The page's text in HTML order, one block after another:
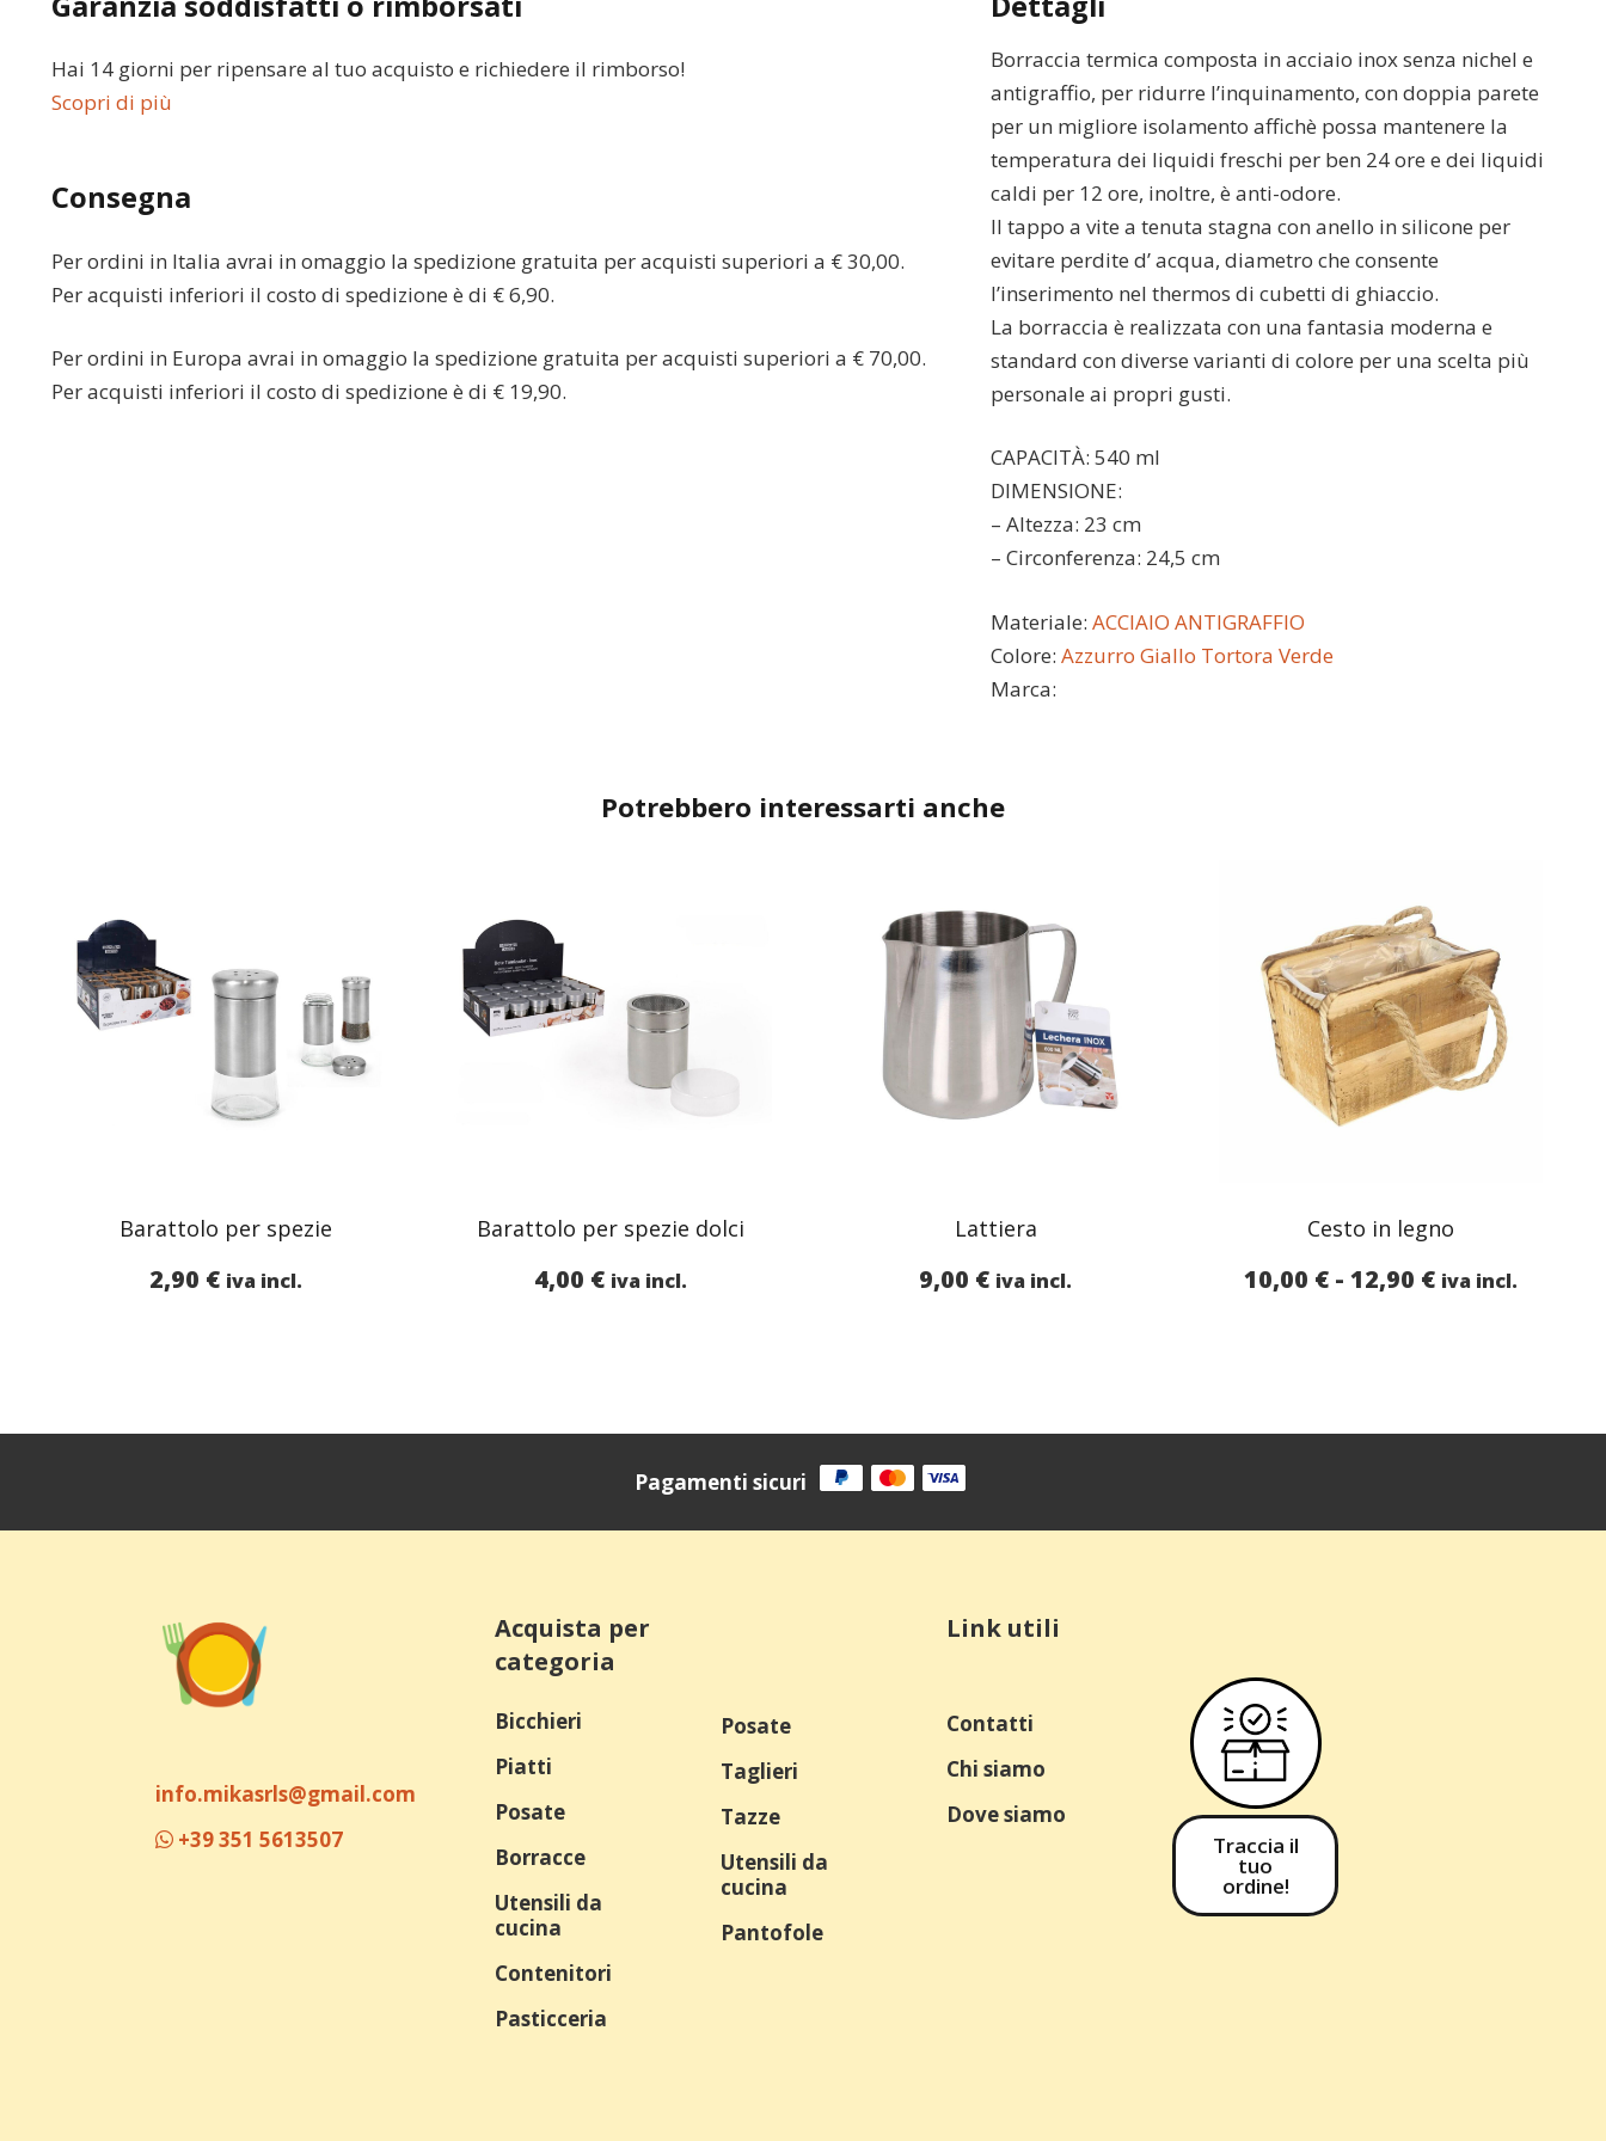
Hai 14 giorni per ripensare al tuo acquisto e richiedere il rimborso!
Scopri di più
Consegna
Per ordini in Italia avrai in omaggio la spedizione gratuita per acquisti superiori a € 30,00.
Per acquisti inferiori il costo di spedizione è di € 6,90.
Per ordini in Europa avrai in omaggio la spedizione gratuita per acquisti superiori a € 70,00.
Per acquisti inferiori il costo di spedizione è di € 19,90.
Borraccia termica composta in acciaio inox senza nichel e
antigraffio, per ridurre l’inquinamento, con doppia parete
per un migliore isolamento affichè possa mantenere la
temperatura dei liquidi freschi per ben 24 ore e dei liquidi
caldi per 12 ore, inoltre, è anti-odore.
Il tappo a vite a tenuta stagna con anello in silicone per
evitare perdite d’ acqua, diametro che consente
l’inserimento nel thermos di cubetti di ghiaccio.
La borraccia è realizzata con una fantasia moderna e
standard con diverse varianti di colore per una scelta più
personale ai propri gusti.
CAPACITÀ: 540 ml
DIMENSIONE:
– Altezza: 23 cm
– Circonferenza: 24,5 cm
Materiale: ACCIAIO ANTIGRAFFIO
Colore: Azzurro Giallo Tortora Verde
Marca:
Potrebbero interessarti anche
Barattolo per spezie
2,90 € iva incl.
Barattolo per spezie dolci
4,00 € iva incl.
Lattiera
9,00 € iva incl.
Cesto in legno
10,00 € - 12,90 €Fascia
iva incl.
Pagamenti sicuri
info.mikasrls@gmail.com
+39 351 5613507
Acquista per
categoria
Bicchieri
Piatti
Posate
Borracce
Utensili da
cucina
Contenitori
Pasticceria
Posate
Taglieri
Tazze
Utensili da
cucina
Pantofole
Link utili
Contatti
Chi siamo
Dove siamo
Traccia il
tuo
ordine!